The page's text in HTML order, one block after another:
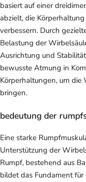
basiert auf einer
abzielt, die
verbessern. Durch
Belastung der
Ausrichtung und
bewusste Atmung in
Körperhaltungen, um die
bringen.
bedeutung der
Eine starke
Unterstützung der
Rumpf, bestehend aus
bildet das Fundament